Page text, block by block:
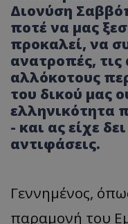
Διονύση
ποτέ να μας
προκαλεί, να
ανατροπές, τις
αλλόκοτους
του δικού μας
ελληνικότητα
- και ας είχε
αντιφάσεις.
Γεννημένος,
παραμονή του